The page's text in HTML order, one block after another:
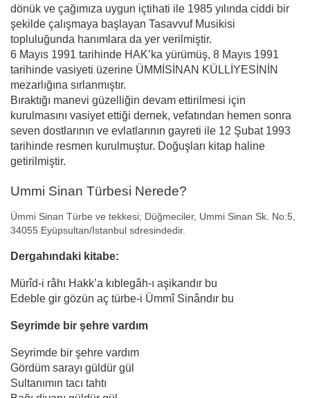
dönük ve çağımıza uygun içtihati ile 1985 yılında ciddi bir
şekilde çalışmaya başlayan Tasavvuf Musikisi
topluluğunda hanımlara da yer verilmiştir.
6 Mayıs 1991 tarihinde HAK’ka yürümüş, 8 Mayıs 1991
tarihinde vasiyeti üzerine ÜMMİSİNAN KÜLLİYESİNİN
mezarlığına sırlanmıştır.
Bıraktığı manevi güzelliğin devam ettirilmesi için
kurulmasını vasiyet ettiği dernek, vefatından hemen sonra
seven dostlarının ve evlatlarının gayreti ile 12 Şubat 1993
tarihinde resmen kurulmuştur. Doğuşları kitap haline
getirilmiştir.
Ummi Sinan Türbesi Nerede?
Ümmi Sinan Türbe ve tekkesi; Düğmeciler, Ummi Sinan Sk. No:5,
34055 Eyüpsultan/İstanbul sdresindedir.
Dergahındaki kitabe:
Mürîd-i râhı Hakk’a kıblegâh-ı aşikandır bu
Edeble gir gözün aç türbe-i Ümmî Sinândır bu
Seyrimde bir şehre vardım
Seyrimde bir şehre vardım
Gördüm sarayı güldür gül
Sultanımın tacı tahtı